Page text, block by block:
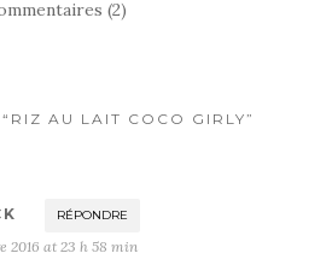
(2)
AU LAIT COCO GIRLY”
RÉPONDRE
2016 at 23 h 58 min